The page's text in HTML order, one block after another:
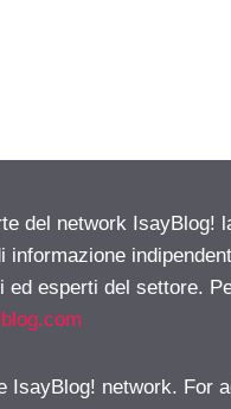
del network IsayBlog!
ed esperti del settore.
IsayBlog! network. For